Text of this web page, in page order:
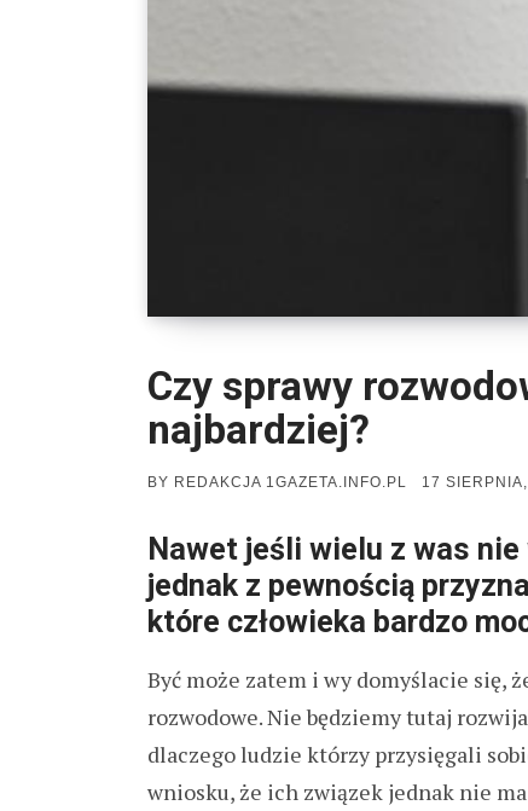
Czy sprawy
najbardziej?
BY REDAKCJA 1GAZETA.INFO.PL
POSTED
17 SIERPNIA,
Nawet jeśli wielu z was
jednak z pewnością
które człowieka bardzo
Być może zatem i wy domyślacie się,
rozwodowe. Nie będziemy tutaj
dlaczego ludzie którzy przysięgali
wniosku, że ich związek jednak nie